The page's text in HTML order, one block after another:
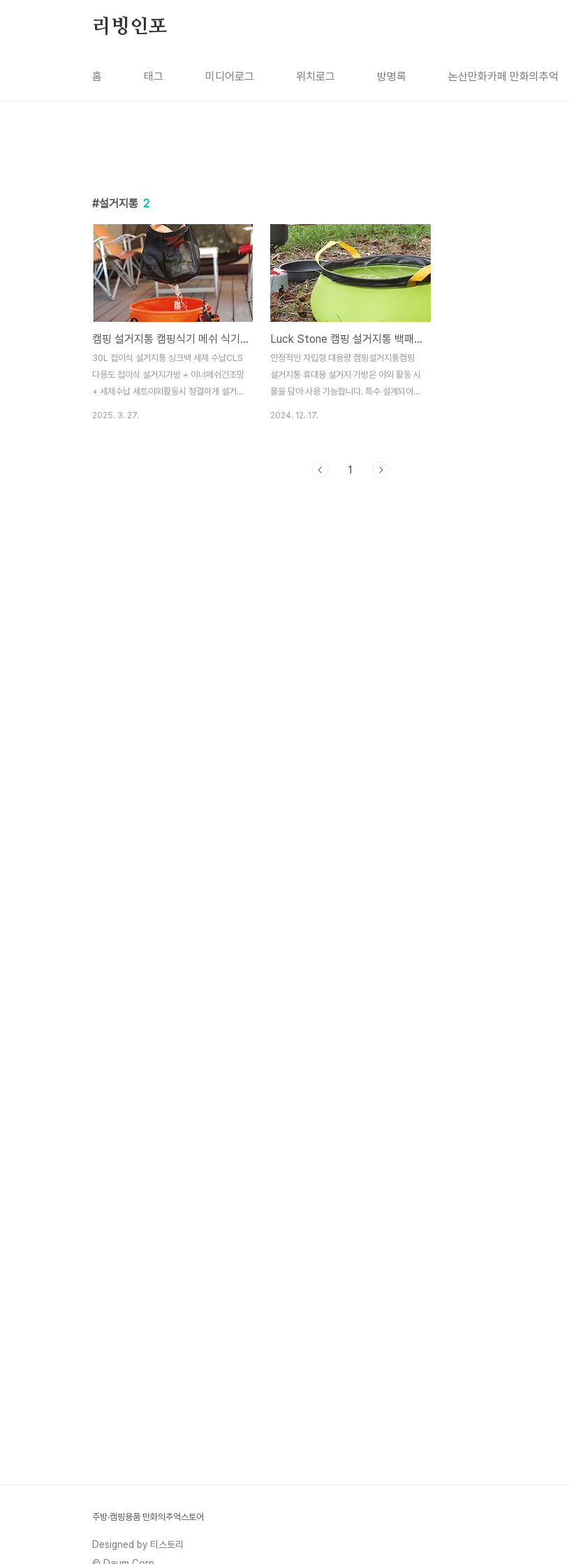
리빙인포
홈 태그 미디어로그 위치로그 방명록 논산만화카페 만화의추억
설거지통 2
캠핑 설거지통 캠핑식기 메쉬 식기건조대
30L 접이식 설거지통 싱크백 세제 수납CLS
다용도 접이식 설거지가방 + 이너메쉬건조망
+ 세제수납 세트야외활동시 청결하게 설거지
2025. 3. 27.
Luck Stone 캠핑 설거지통 백패킹 설거지가방 10L 그린
안정적인 자립형 대용량 캠핑설거지통캠핑
설거지통 휴대용 설거지 가방은 야외 활동 시
물을 담아 사용 가능합니다. 특수 설계되어
언제 어디서든 휴대하면서 사용이 가능합니
2024. 12. 17.
1
주방·캠핑용품 만화의추억스토어
Designed by 티스토리